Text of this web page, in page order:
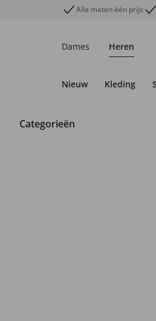
Alle maten één prijs
Dames Heren
Nieuw Kleding
Categorieën